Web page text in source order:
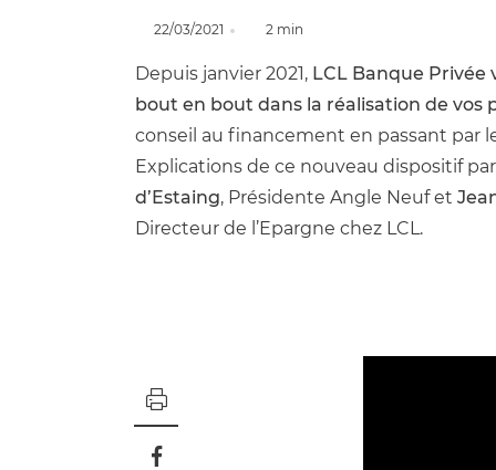
22/03/2021 2 min
Depuis janvier 2021, LCL Banque Privée
bout en bout dans la réalisation de vos
conseil au financement en passant par
Explications de ce nouveau dispositif par
d’Estaing, Présidente Angle Neuf et
Directeur de l’Epargne chez LCL.